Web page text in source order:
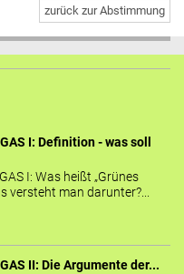
zurück zur Abstimmung
I: Definition - was soll
I: Was heißt „Grünes
versteht man darunter?...
II: Die Argumente der...